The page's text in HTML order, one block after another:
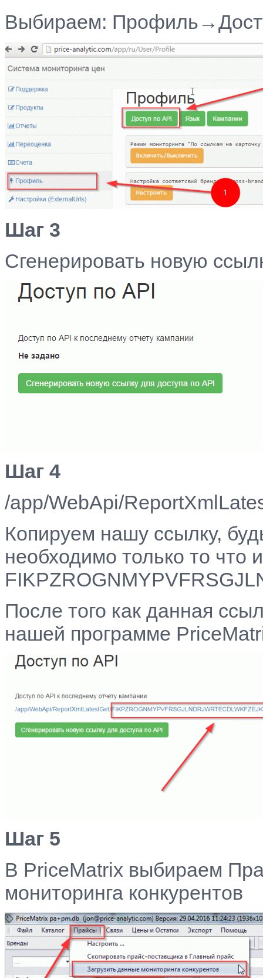
Выбираем:
Шаг 3
Сгенерировать новую
Шаг 4
/app/WebApi/
Копируем нашу ссылку,
необходимо только то что
После того как данная
нашей программе
Шаг 5
В PriceMatrix выбираем
мониторинга конкурентов